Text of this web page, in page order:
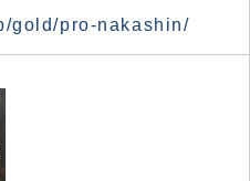
gold/pro-nakashin/